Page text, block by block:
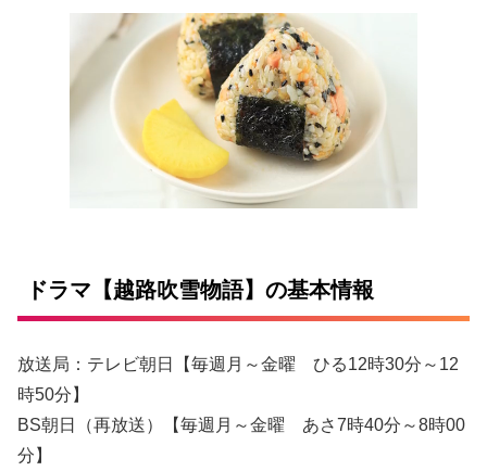
ドラマ【越路吹雪物語】の基本情報
放送局：テレビ朝日【毎週月～金曜 ひる12時30分～12
時50分】
BS朝日（再放送）【毎週月～金曜 あさ7時40分～8時00
分】